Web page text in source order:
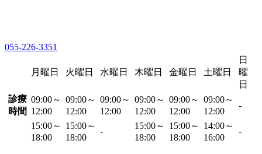
055-226-3351
月曜日 火曜日 水曜日 木曜日 金曜日 土曜日
日
曜
日
診療
時間
09:00～
12:00
09:00～
12:00
09:00～
12:00
09:00～
12:00
09:00～
12:00
09:00～
12:00
-
15:00～
18:00
15:00～
18:00
-
15:00～
18:00
15:00～
18:00
14:00～
16:00
-